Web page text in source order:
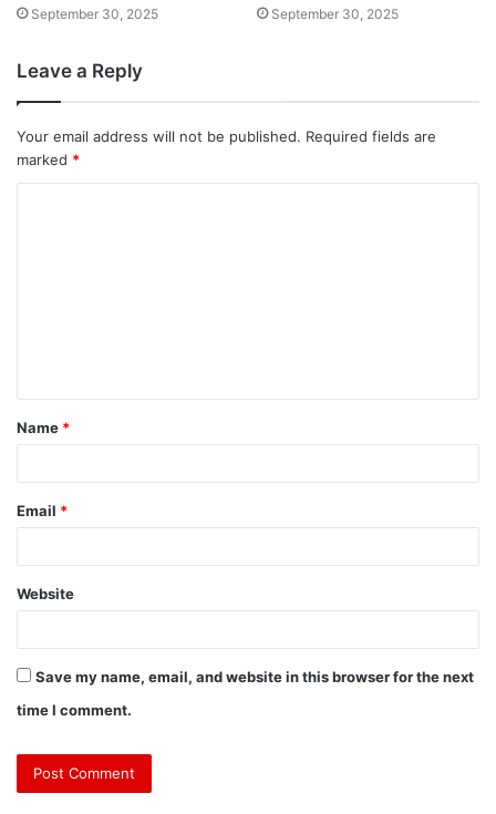
September 30, 2025 September 30, 2025
Leave a Reply
Your email address will not be published. Required fields are
marked *
Name *
Email *
Website
Save my name, email, and website in this browser for the next
time I comment.